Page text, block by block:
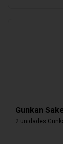
Gunkan
2 unidades